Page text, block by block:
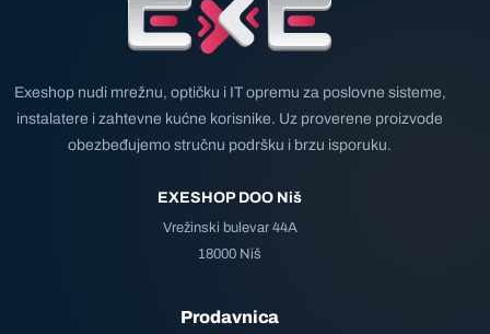
Exeshop nudi mrežnu, optičku i IT opremu za poslovne sisteme,
instalatere i zahtevne kućne korisnike. Uz proverene proizvode
obezbeđujemo stručnu podršku i brzu isporuku.
EXESHOP DOO Niš
Vrežinski bulevar 44A
18000 Niš
Prodavnica